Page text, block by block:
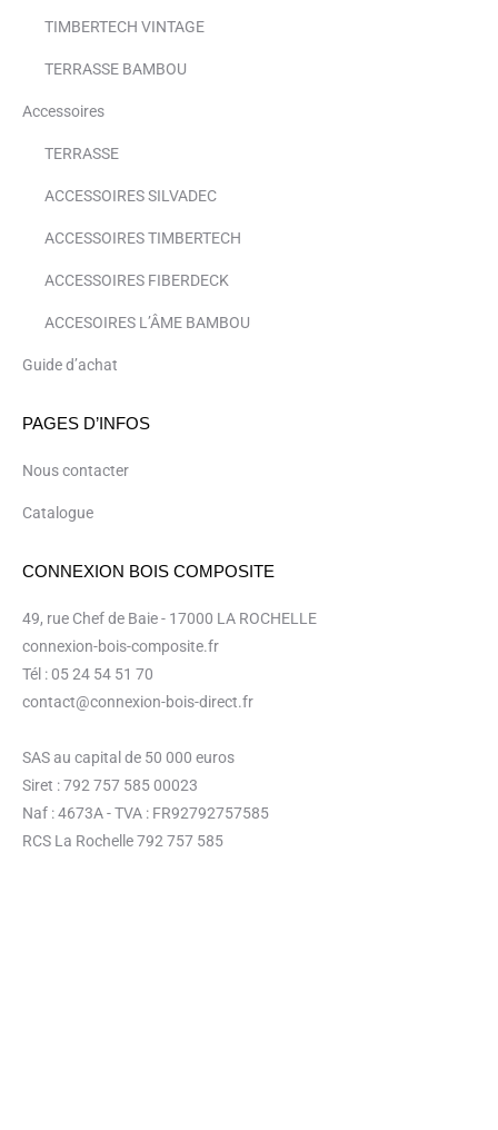
TIMBERTECH VINTAGE
TERRASSE BAMBOU
Accessoires
TERRASSE
ACCESSOIRES SILVADEC
ACCESSOIRES TIMBERTECH
ACCESSOIRES FIBERDECK
ACCESOIRES L’ÂME BAMBOU
Guide d’achat
PAGES D’INFOS
Nous contacter
Catalogue
CONNEXION BOIS COMPOSITE
49, rue Chef de Baie - 17000 LA ROCHELLE
connexion-bois-composite.fr
Tél : 05 24 54 51 70
contact@connexion-bois-direct.fr
SAS au capital de 50 000 euros
Siret : 792 757 585 00023
Naf : 4673A - TVA : FR92792757585
RCS La Rochelle 792 757 585